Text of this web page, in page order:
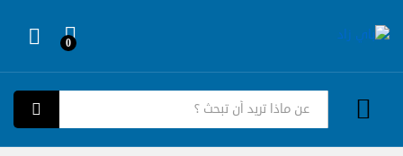
0
كل الفئات
بحث